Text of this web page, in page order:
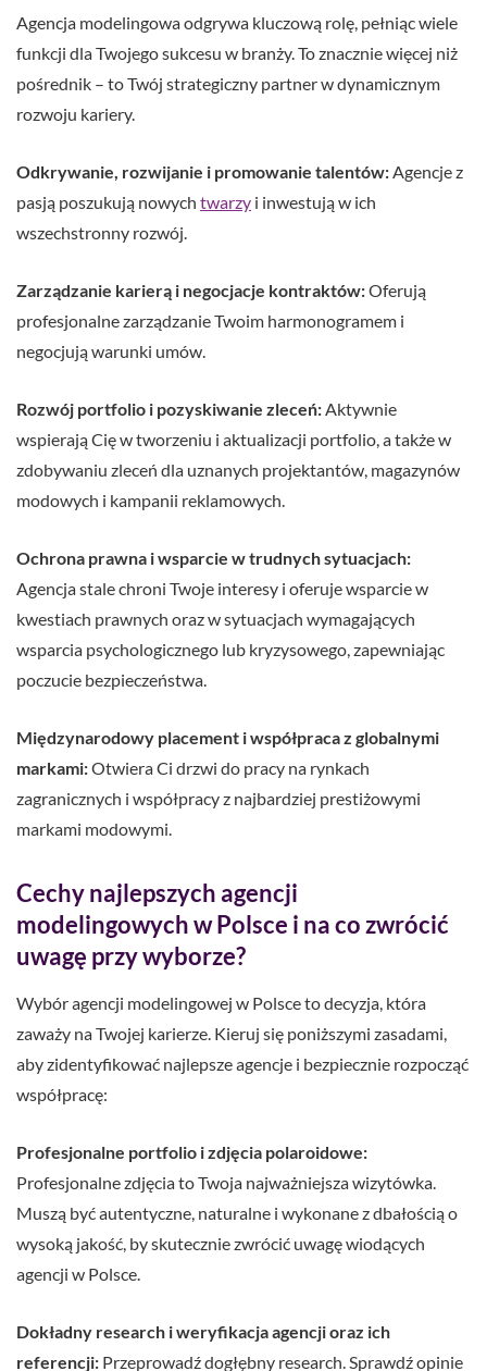
Agencja modelingowa odgrywa kluczową rolę, pełniąc wiele
funkcji dla Twojego sukcesu w branży. To znacznie więcej niż
pośrednik – to Twój strategiczny partner w dynamicznym
rozwoju kariery.
Odkrywanie, rozwijanie i promowanie talentów:Agencje z
pasją poszukują nowych twarzy i inwestują w ich
wszechstronny rozwój.
Zarządzanie karierą i negocjacje kontraktów:Oferują
profesjonalne zarządzanie Twoim harmonogramem i
negocjują warunki umów.
Rozwój portfolio i pozyskiwanie zleceń:Aktywnie
wspierają Cię w tworzeniu i aktualizacji portfolio, a także w
zdobywaniu zleceń dla uznanych projektantów, magazynów
modowych i kampanii reklamowych.
Ochrona prawna i wsparcie w trudnych sytuacjach:
Agencja stale chroni Twoje interesy i oferuje wsparcie w
kwestiach prawnych oraz w sytuacjach wymagających
wsparcia psychologicznego lub kryzysowego, zapewniając
poczucie bezpieczeństwa.
Międzynarodowy placement i współpraca z globalnymi
markami:Otwiera Ci drzwi do pracy na rynkach
zagranicznych i współpracy z najbardziej prestiżowymi
markami modowymi.
Cechy najlepszych agencji
modelingowych w Polsce i na co zwrócić
uwagę przy wyborze?
Wybór agencji modelingowej w Polsce to decyzja, która
zaważy na Twojej karierze. Kieruj się poniższymi zasadami,
aby zidentyfikować najlepsze agencje i bezpiecznie rozpocząć
współpracę:
Profesjonalne portfolio i zdjęcia polaroidowe:
Profesjonalne zdjęcia to Twoja najważniejsza wizytówka.
Muszą być autentyczne, naturalne i wykonane z dbałością o
wysoką jakość, by skutecznie zwrócić uwagę wiodących
agencji w Polsce.
Dokładny research i weryfikacja agencji oraz ich
referencji: Przeprowadź dogłębny research. Sprawdź opinie